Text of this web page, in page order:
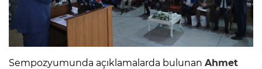
Sempozyumunda açıklamalarda bulunan Ahmet